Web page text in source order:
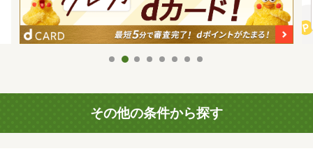
その他の条件から探す